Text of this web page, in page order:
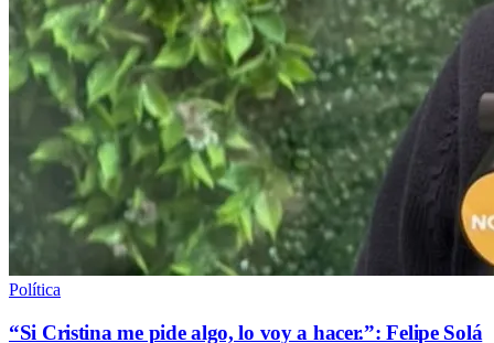
Política
“Si Cristina me pide algo, lo voy a hacer.”: Felipe Solá